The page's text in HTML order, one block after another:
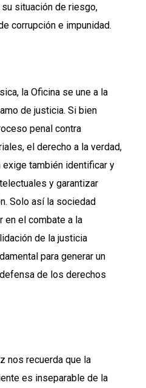
situación de riesgo,
corrupción e impunidad.
la Oficina se une a la
de justicia. Si bien
penal contra
el derecho a la verdad,
exige también identificar y
y garantizar
Solo así la sociedad
en el combate a la
de la justicia
para generar un
de los derechos
nos recuerda que la
es inseparable de la